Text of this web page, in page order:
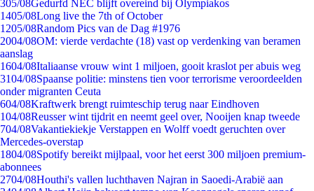
305/08Gedurfd NEC blijft overeind bij Olympiakos
1405/08Long live the 7th of October
1205/08Random Pics van de Dag #1976
2004/08OM: vierde verdachte (18) vast op verdenking van beramen
aanslag
1604/08Italiaanse vrouw wint 1 miljoen, gooit kraslot per abuis weg
3104/08Spaanse politie: minstens tien voor terrorisme veroordeelden
onder migranten Ceuta
604/08Kraftwerk brengt ruimteschip terug naar Eindhoven
104/08Reusser wint tijdrit en neemt geel over, Nooijen knap tweede
704/08Vakantiekiekje Verstappen en Wolff voedt geruchten over
Mercedes-overstap
1804/08Spotify bereikt mijlpaal, voor het eerst 300 miljoen premium-
abonnees
2704/08Houthi's vallen luchthaven Najran in Saoedi-Arabië aan